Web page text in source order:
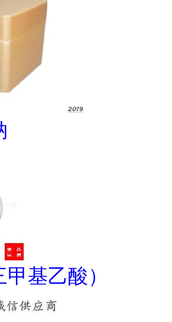
基乙酸）